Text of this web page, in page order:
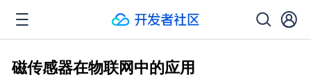
磁传感器在物联网中的应用